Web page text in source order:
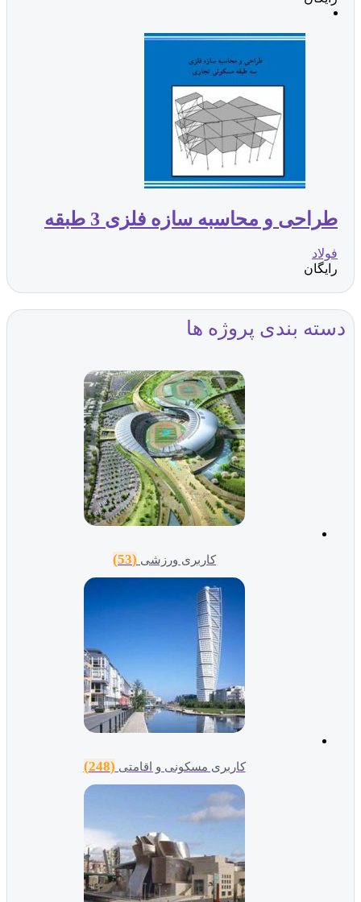
طراحی و محاسبه سازه فلزی 3 طبقه
فولاد
رایگان
دسته بندی پروژه ها
کاربری ورزشی (53)
کاربری مسکونی و اقامتی (248)